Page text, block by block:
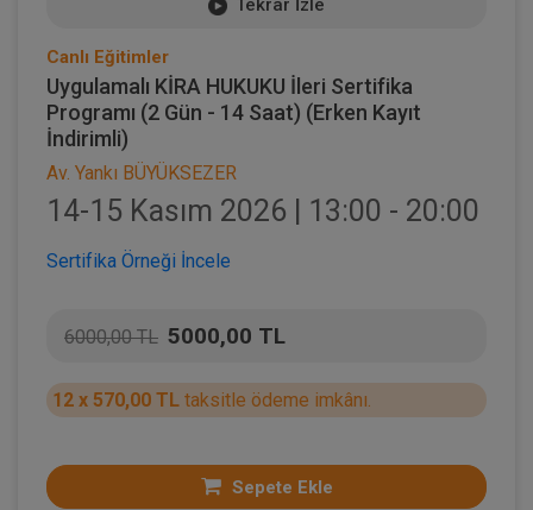
Tekrar İzle
Canlı Eğitimler
Uygulamalı KİRA HUKUKU İleri Sertifika
Programı (2 Gün - 14 Saat) (Erken Kayıt
İndirimli)
Av. Yankı BÜYÜKSEZER
14-15 Kasım 2026 | 13:00 - 20:00
Sertifika Örneği İncele
6000,00 TL 5000,00 TL
12 x 570,00 TL taksitle ödeme imkânı.
Sepete Ekle